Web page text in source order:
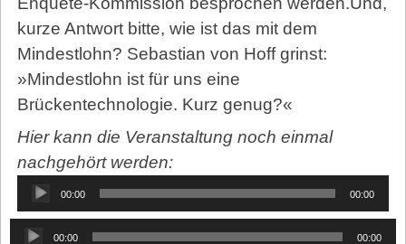
kurze Antwort bitte, wie ist das mit dem
Mindestlohn? Sebastian von Hoff grinst:
»Mindestlohn ist für uns eine
Brückentechnologie. Kurz genug?«
Hier kann die Veranstaltung noch einmal
nachgehört werden:
Audio-
Player
00:00 00:00
Audio-00:00 00:00